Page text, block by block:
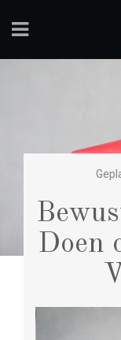
Doen